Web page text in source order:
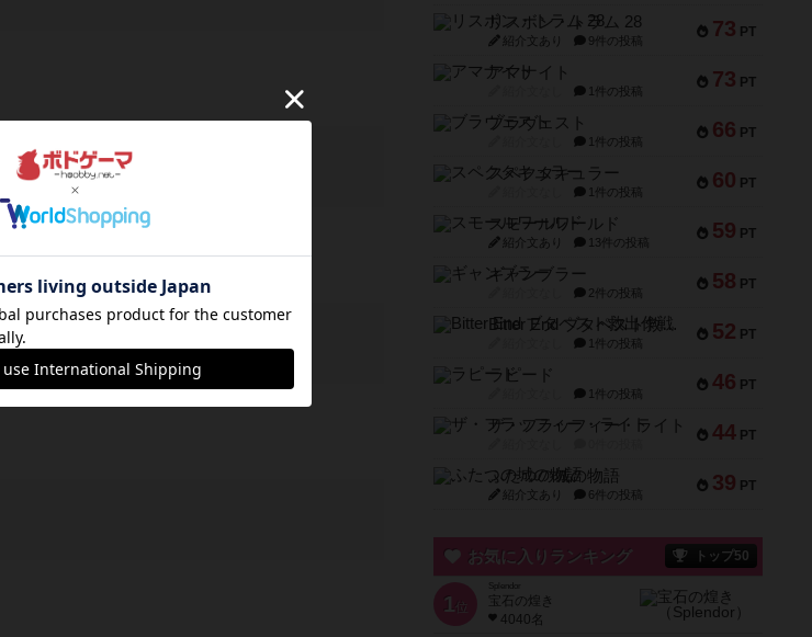
73 PT
リスボン・トラム 28
紹介文あり 9件の投稿
73 PT
アマナイト
1件の投稿
66 PT
ブラヴェスト
1件の投稿
60 PT
スペクタキュラー
1件の投稿
59 PT
スモールワールド
紹介文あり 13件の投稿
58 PT
ギャンブラー
2件の投稿
52 PT
Bitter End ブタペスト救出作戦
1件の投稿
46 PT
ラピード
1件の投稿
44 PT
ザ・フラッフィー・ライト
39 PT
ふたつの城の物語
紹介文あり 6件の投稿
お気に入りランキング トップ50
1 位
宝石の煌き
4040名